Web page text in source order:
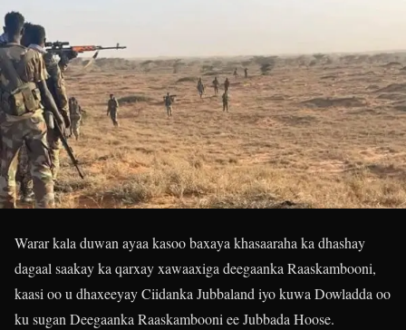
Warar kala duwan ayaa kasoo baxaya khasaaraha ka dhashay
dagaal saakay ka qarxay xawaaxiga deegaanka Raaskambooni,
kaasi oo u dhaxeeyay Ciidanka Jubbaland iyo kuwa Dowladda oo
ku sugan Deegaanka Raaskambooni ee Jubbada Hoose.